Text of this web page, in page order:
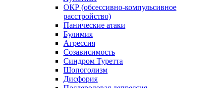
ОКР (обсессивно-компульсивное
расстройство)
Панические атаки
Булимия
Агрессия
Созависимость
Синдром Туретта
Шопоголизм
Дисфория